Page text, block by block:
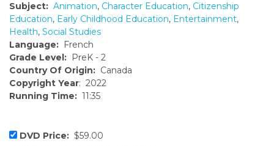
Subject: Animation, Character Education, Citizenship
Education, Early Childhood Education, Entertainment,
Health, Social Studies
Language: French
Grade Level: PreK - 2
Country Of Origin: Canada
Copyright Year: 2022
Running Time: 11:35
DVD Price: $59.00